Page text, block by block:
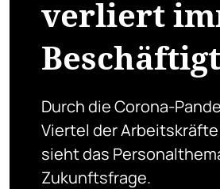
verliert
Durch die Corona-
Viertel der
sieht das
Zukunftsfrage.